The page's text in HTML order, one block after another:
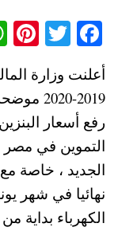
Fa
bo
ok
T
wi
tte
r
nt
t
أعلنت وزارة
2019-
رفع أسعار
التموين في مصر
الجديد ، خاصة
الكهرباء بداية من